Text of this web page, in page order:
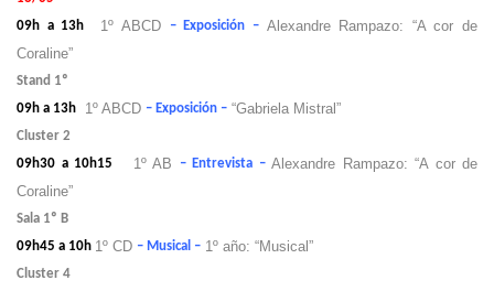
09h a 13h 1º ABCD – Exposición –Alexandre Rampazo: “A cor de
Coraline”
Stand 1º
09h a 13h 1º ABCD – Exposición – “Gabriela Mistral”
Cluster 2
09h30 a 10h15
1º AB – Entrevista –Alexandre Rampazo: “A cor de
Coraline”
Sala 1º B
09h45 a 10h 1º CD – Musical – 1º año: “Musical”
Cluster 4